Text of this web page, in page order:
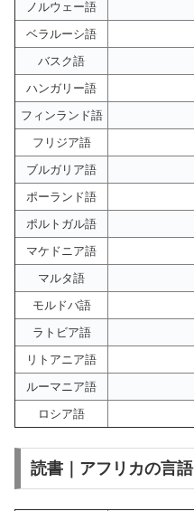
ノルウェー語
ベラルーシ語
バスク語
ハンガリー語
フィンランド語
フリジア語
ブルガリア語
ポーランド語
ポルトガル語
マケドニア語
マルタ語
モルドバ語
ラトビア語
リトアニア語
ルーマニア語
ロシア語
読書｜アフリカの言語